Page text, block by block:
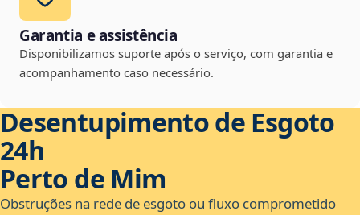
Garantia e assistência
Disponibilizamos suporte após o serviço, com garantia e
acompanhamento caso necessário.
Desentupimento de Esgoto
24h
Perto de Mim
Obstruções na rede de esgoto ou fluxo comprometido